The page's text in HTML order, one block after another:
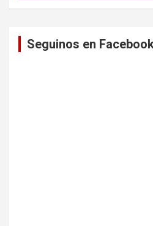
Seguinos en